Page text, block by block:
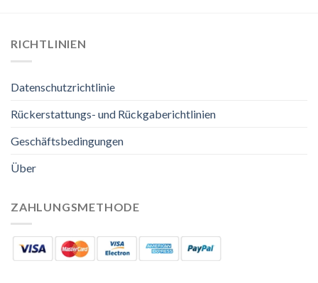
RICHTLINIEN
Datenschutzrichtlinie
Rückerstattungs- und Rückgaberichtlinien
Geschäftsbedingungen
Über
ZAHLUNGSMETHODE